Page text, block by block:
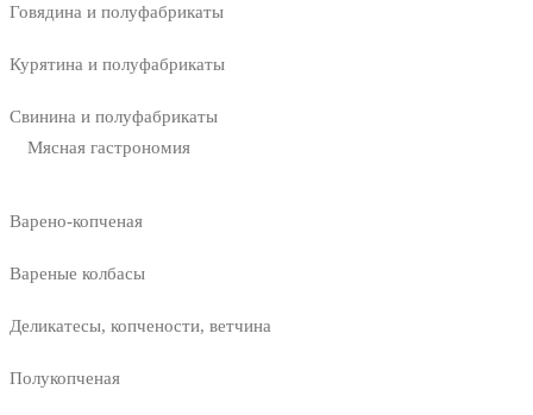
Говядина и полуфабрикаты
Курятина и полуфабрикаты
Свинина и полуфабрикаты
Мясная гастрономия
Варено-копченая
Вареные колбасы
Деликатесы, копчености, ветчина
Полукопченая